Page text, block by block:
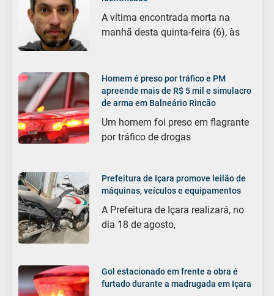
A vítima encontrada morta na
manhã desta quinta-feira (6), às
Homem é preso por tráfico e PM
apreende mais de R$ 5 mil e simulacro
de arma em Balneário Rincão
Um homem foi preso em flagrante
por tráfico de drogas
Prefeitura de Içara promove leilão de
máquinas, veículos e equipamentos
A Prefeitura de Içara realizará, no
dia 18 de agosto,
Gol estacionado em frente a obra é
furtado durante a madrugada em Içara